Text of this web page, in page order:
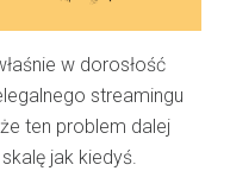
w dorosłość
streamingu
ten problem dalej
jak kiedyś.